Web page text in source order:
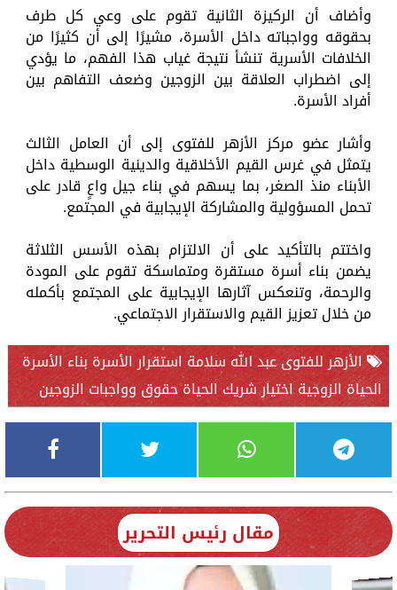
وأضاف أن الركيزة الثانية تقوم على وعي كل طرف
بحقوقه وواجباته داخل الأسرة، مشيرًا إلى أن كثيرًا من
الخلافات الأسرية تنشأ نتيجة غياب هذا الفهم، ما يؤدي
إلى اضطراب العلاقة بين الزوجين وضعف التفاهم بين
أفراد الأسرة.
وأشار عضو مركز الأزهر للفتوى إلى أن العامل الثالث
يتمثل في غرس القيم الأخلاقية والدينية الوسطية داخل
الأبناء منذ الصغر، بما يسهم في بناء جيل واعٍ قادر على
تحمل المسؤولية والمشاركة الإيجابية في المجتمع.
واختتم بالتأكيد على أن الالتزام بهذه الأسس الثلاثة
يضمن بناء أسرة مستقرة ومتماسكة تقوم على المودة
والرحمة، وتنعكس آثارها الإيجابية على المجتمع بأكمله
من خلال تعزيز القيم والاستقرار الاجتماعي.
الأزهر للفتوى عبد الله سلامة استقرار الأسرة بناء الأسرة
الحياة الزوجية اختيار شريك الحياة حقوق وواجبات الزوجين
مقال رئيس التحرير